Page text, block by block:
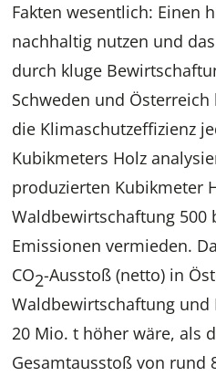
Fakten wesentlich: Einen
nachhaltig nutzen und
durch kluge
Schweden und
die Klimaschutzeffizienz
Kubikmeters Holz
produzierten Kubikmeter
Waldbewirtschaftung 500
Emissionen vermieden.
CO2-Ausstoß (netto) in
Waldbewirtschaftung
20 Mio. t höher wäre, als
Gesamtausstoß von rund